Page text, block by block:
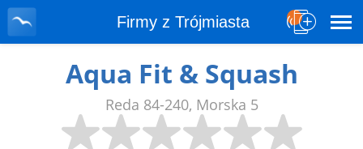
Firmy z Trójmiasta
Aqua Fit & Squash
Reda 84-240, Morska 5